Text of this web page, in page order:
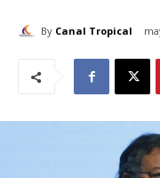
By Canal Tropical